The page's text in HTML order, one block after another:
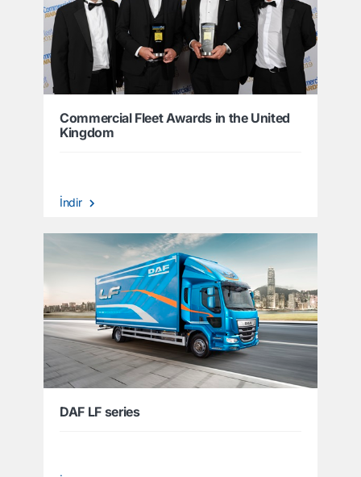
Commercial Fleet Awards in the United
Kingdom
İndir
DAF LF series